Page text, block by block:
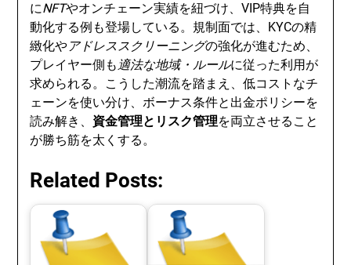
にNFTやオンチェーン実績を紐づけ、VIP特典を自
動化する例も登場している。規制面では、KYCの精
緻化や アドレススクリーニングの強化が進むため、
プレイヤー側も適法な地域・ルールに従った利用が
求められる。こうした潮流を踏まえ、低コストなチ
ェーンを使い分け、ボーナス条件と出金ポリシーを
読み解き、 資金管理とリスク管理を両立させること
が勝ち筋を太くする。
Related Posts: